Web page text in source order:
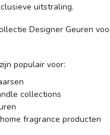
uitstraling.
Designer Geuren
populair voor:
collections
fragrance producten